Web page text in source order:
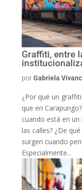
Graffiti, entre
porGabriela
¿Por qué un
que en
cuando está en
las calles? ¿De
surgen cuando
Especialmente...